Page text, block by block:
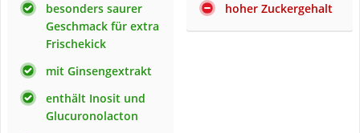
besonders saurer
Geschmack für extra
Frischekick
mit Ginsengextrakt
enthält Inosit und
Glucuronolacton
hoher Zuckergehalt